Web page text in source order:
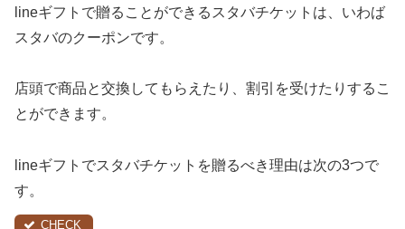
lineギフトで贈ることができるスタバチケットは、いわば
スタバのクーポンです。
店頭で商品と交換してもらえたり、割引を受けたりするこ
とができます。
lineギフトでスタバチケットを贈るべき理由は次の3つで
す。